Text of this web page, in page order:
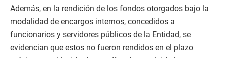
Además, en la rendición de los fondos otorgados bajo la
modalidad de encargos internos, concedidos a
funcionarios y servidores públicos de la Entidad, se
evidencian que estos no fueron rendidos en el plazo